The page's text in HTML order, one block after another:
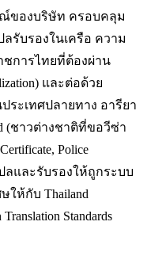
ของบริษัท ครอบคลุม
รับรองในเครือ ความ
ชการไทยที่ต้องผ่าน
และต่อด้วย
ประเทศปลายทาง อารียา
(ชาวต่างชาติที่ขอวีซ่า
Police
ปลและรับรองให้ถูกระบบ
ให้กับ Thailand
Standards